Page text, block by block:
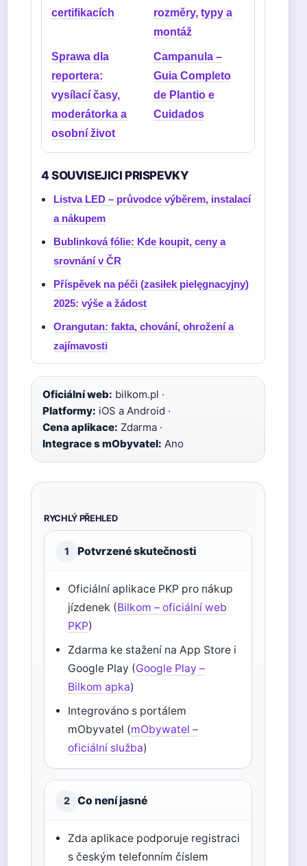
certifikacích
rozměry, typy a
montáž
Sprawa dla
reportera:
vysílací časy,
moderátorka a
osobní život
Campanula –
Guia Completo
de Plantio e
Cuidados
4 SOUVISEJICI PRISPEVKY
Listva LED – průvodce výběrem, instalací
a nákupem
Bublinková fólie: Kde koupit, ceny a
srovnání v ČR
Příspěvek na péči (zasiłek pielęgnacyjny)
2025: výše a žádost
Orangutan: fakta, chování, ohrožení a
zajímavosti
Oficiální web: bilkom.pl ·
Platformy: iOS a Android ·
Cena aplikace: Zdarma ·
Integrace s mObyvatel: Ano
RYCHLÝ PŘEHLED
1 Potvrzené skutečnosti
Oficiální aplikace PKP pro nákup
jízdenek (Bilkom – oficiální web
PKP)
Zdarma ke stažení na App Store i
Google Play (Google Play –
Bilkom apka)
Integrováno s portálem
mObyvatel (mObywatel –
oficiální služba)
2 Co není jasné
Zda aplikace podporuje registraci
s českým telefonním číslem